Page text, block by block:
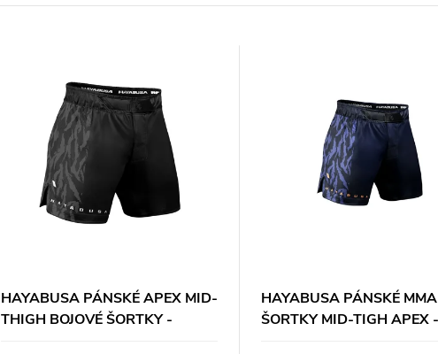
HAYABUSA PÁNSKÉ APEX MID-
THIGH BOJOVÉ ŠORTKY -
HAYABUSA PÁNSKÉ MMA
ŠORTKY MID-TIGH APEX -